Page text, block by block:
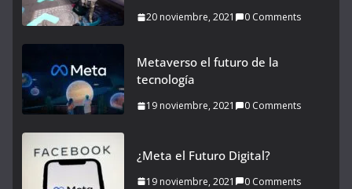
20 noviembre, 2021 0 Comments
Metaverso el futuro de la
tecnología
19 noviembre, 2021 0 Comments
¿Meta el Futuro Digital?
19 noviembre, 2021 0 Comments